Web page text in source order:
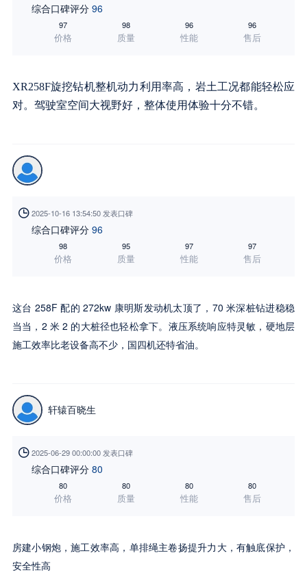
综合口碑评分 96
97
价格
98
质量
96
性能
96
售后
XR258F旋挖钻机整机动力利用率高，岩土工况都能轻松应
对。驾驶室空间大视野好，整体使用体验十分不错。
 2025-10-16 13:54:50 发表口碑
综合口碑评分 96
98
价格
95
质量
97
性能
97
售后
这台 258F 配的 272kw 康明斯发动机太顶了，70 米深桩钻进稳稳
当当，2 米 2 的大桩径也轻松拿下。液压系统响应特灵敏，硬地层
施工效率比老设备高不少，国四机还特省油。
轩辕百晓生
 2025-06-29 00:00:00 发表口碑
综合口碑评分 80
80
价格
80
质量
80
性能
80
售后
房建小钢炮，施工效率高，单排绳主卷扬提升力大，有触底保护，
安全性高